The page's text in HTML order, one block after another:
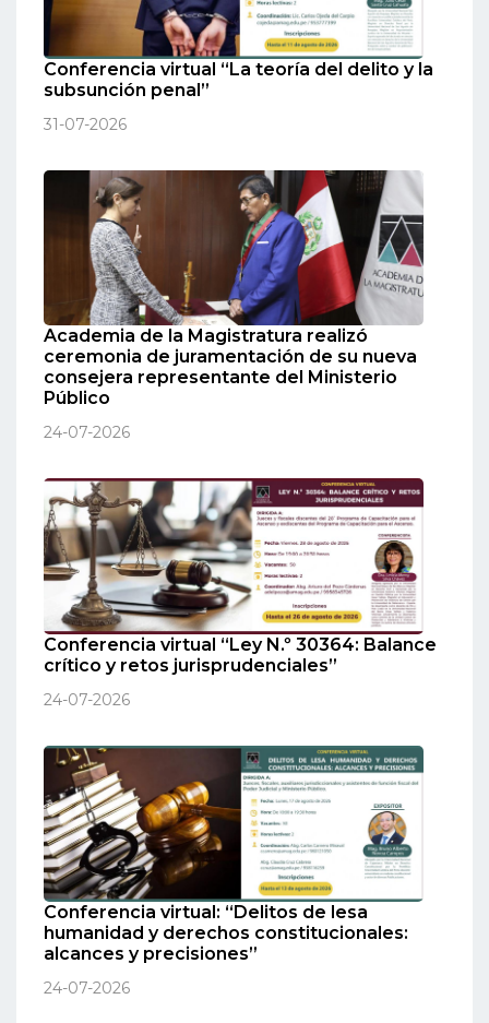
Conferencia virtual “La teoría del delito y la
subsunción penal”
31-07-2026
Academia de la Magistratura realizó
ceremonia de juramentación de su nueva
consejera representante del Ministerio
Público
24-07-2026
Conferencia virtual “Ley N.º 30364: Balance
crítico y retos jurisprudenciales”
24-07-2026
Conferencia virtual: “Delitos de lesa
humanidad y derechos constitucionales:
alcances y precisiones”
24-07-2026